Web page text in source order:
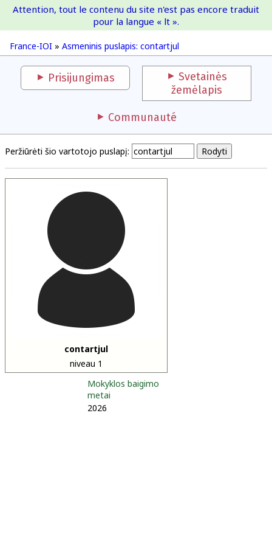
France-IOI
France-IOI » Asmeninis puslapis: contartjul
Attention, tout le contenu du site n'est pas encore traduit
pour la langue « lt ».
Prisijungimas
Svetainės
žemėlapis
Communauté
Peržiūrėti šio vartotojo puslapį:
contartjul
niveau 1
Mokyklos baigimo
metai
2026